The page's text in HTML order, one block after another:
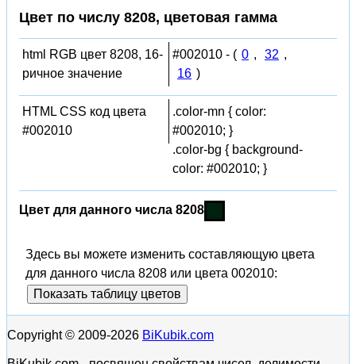
Цвет по числу 8208, цветовая гамма
html RGB цвет 8208, 16-
ричное значение
#002010 - ( 0 , 32 ,
16 )
HTML CSS код цвета
#002010
.color-mn { color:
#002010; }
.color-bg { background-
color: #002010; }
Цвет для данного числа 8208
Здесь вы можете изменить составляющую цвета
для данного числа 8208 или цвета 002010:
Показать таблицу цветов
Copyright © 2009-2026 BiKubik.com